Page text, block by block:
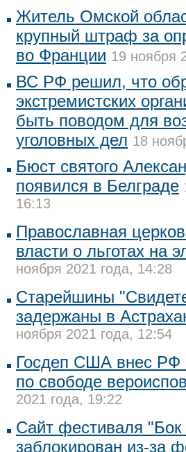
Житель Омской
крупный штраф за
во Франции 19 ноября
ВС РФ решил, что
экстремистских
быть поводом для
уголовных дел 18
Бюст святого
появился в Белграде
16:13
Православная
власти о льготах на
ноября 2021 года, 14:28
Старейшины
задержаны в
ноября 2021 года, 12:54
Госдеп США внес РФ
по свободе
2021 года, 19:22
Сайт фестиваля "Бок
заблокирован из-за